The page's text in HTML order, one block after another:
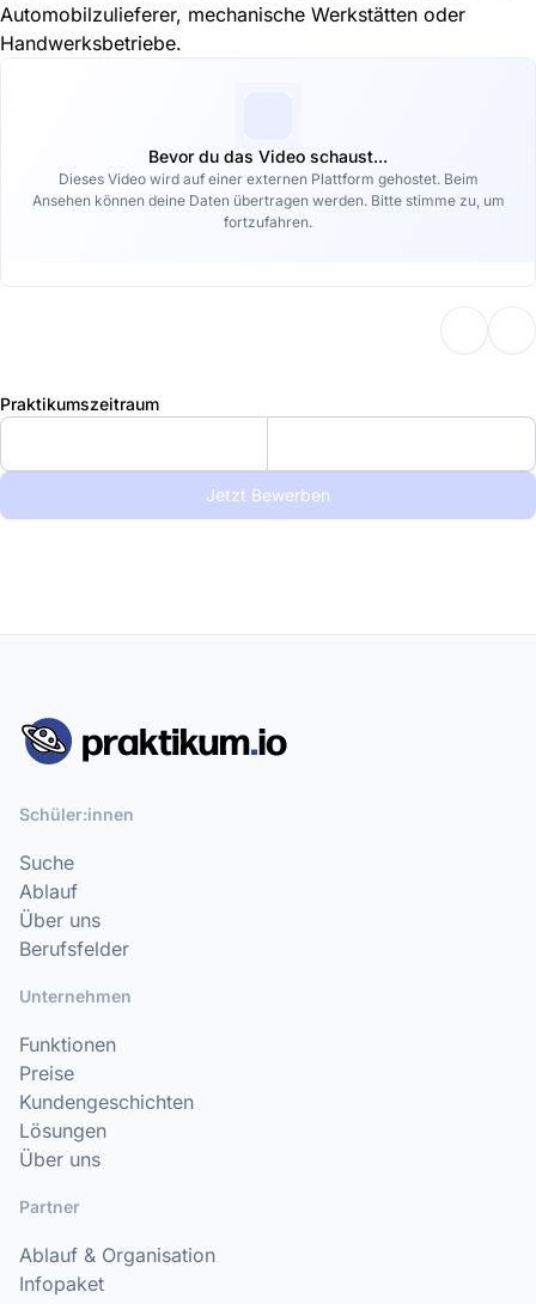
Automobilzulieferer, mechanische Werkstätten oder
Handwerksbetriebe.
Bevor du das Video schaust...
Dieses Video wird auf einer externen Plattform gehostet. Beim
Ansehen können deine Daten übertragen werden. Bitte stimme zu, um
fortzufahren.
Praktikumszeitraum
Jetzt Bewerben
Schüler:innen
Suche
Ablauf
Über uns
Berufsfelder
Unternehmen
Funktionen
Preise
Kundengeschichten
Lösungen
Über uns
Partner
Ablauf & Organisation
Infopaket